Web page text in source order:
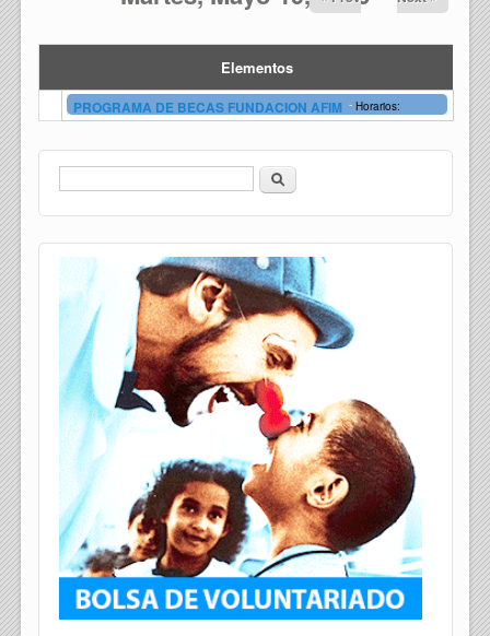
Elementos
PROGRAMA DE BECAS FUNDACION AFIM - Horarios:
Formulario de búsqueda
Buscar